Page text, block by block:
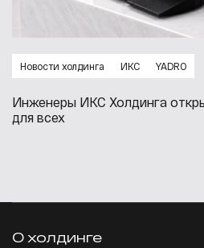
Новости холдинга ИКС YADRO
Инженеры ИКС Холдинга
для всех
О холдинге